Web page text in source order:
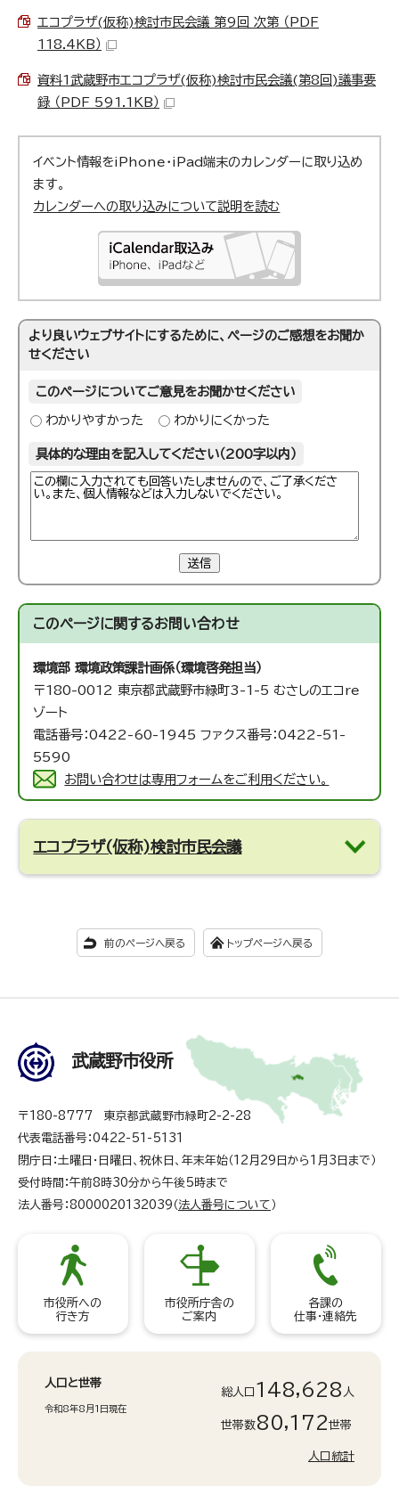
エコプラザ(仮称)検討市民会議 第9回 次第 （PDF
118.4KB）
資料1武蔵野市エコプラザ(仮称)検討市民会議(第8回)議事要
録 （PDF 591.1KB）
イベント情報をiPhone・iPad端末のカレンダーに取り込め
ます。
カレンダーへの取り込みについて説明を読む
より良いウェブサイトにするために、ページのご感想をお聞か
せください
このページについてご意見をお聞かせください
わかりやすかった わかりにくかった
具体的な理由を記入してください（200字以内）
送信
このページに関するお問い合わせ
環境部 環境政策課計画係（環境啓発担当）
〒180-0012 東京都武蔵野市緑町3-1-5 むさしのエコre
ゾート
電話番号：0422-60-1945 ファクス番号：0422-51-
5590
お問い合わせは専用フォームをご利用ください。
エコプラザ(仮称)検討市民会議
前のページへ戻る トップページへ戻る
武蔵野市役所
〒180-8777 東京都武蔵野市緑町2-2-28
代表電話番号：0422-51-5131
閉庁日：土曜日・日曜日、祝休日、年末年始（12月29日から1月3日まで）
受付時間：午前8時30分から午後5時まで
法人番号：8000020132039（ 法人番号について ）
市役所への
行き方
市役所庁舎の
ご案内
各課の
仕事・連絡先
人口と世帯
令和8年8月1日現在
総人口 148,628 人
世帯数80,172世帯
人口統計